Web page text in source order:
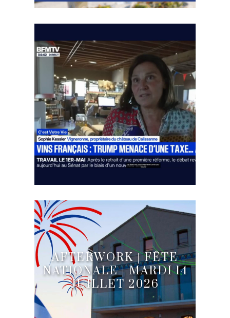
AFTERWORK | FÊTE
NATIONALE | MARDI 14
JUILLET 2026